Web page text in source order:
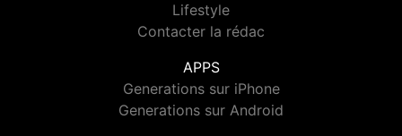
Lifestyle
Contacter la rédac
APPS
Generations sur iPhone
Generations sur Android